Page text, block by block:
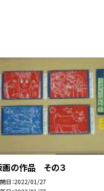
画の作品 その３
日 2022/01/27